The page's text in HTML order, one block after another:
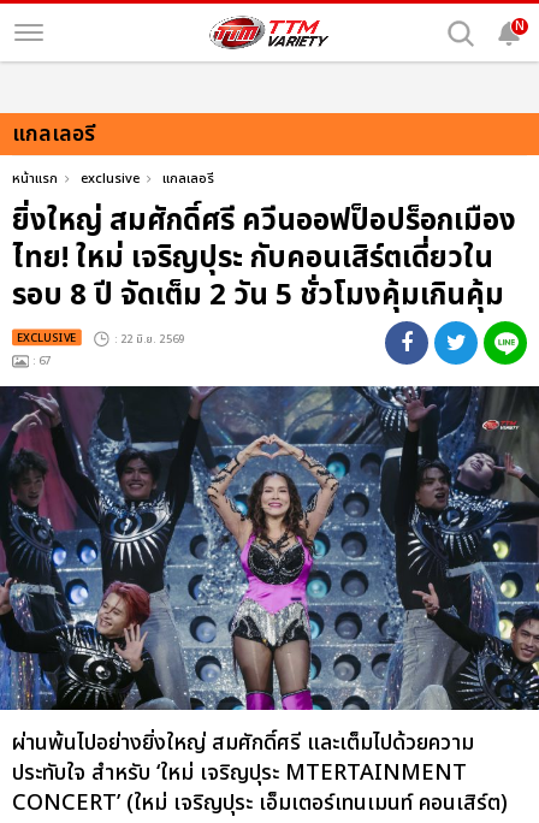
N
แกลเลอรี
หน้าแรก exclusive แกลเลอรี
ยิ่งใหญ่ สมศักดิ์ศรี ควีนออฟป็อปร็อกเมือง
ไทย! ใหม่ เจริญปุระ กับคอนเสิร์ตเดี่ยวใน
รอบ 8 ปี จัดเต็ม 2 วัน 5 ชั่วโมงคุ้มเกินคุ้ม
EXCLUSIVE : 22 มิ.ย. 2569
: 67
ผ่านพ้นไปอย่างยิ่งใหญ่ สมศักดิ์ศรี และเต็มไปด้วยความ
ประทับใจ สำหรับ ‘ใหม่ เจริญปุระ MTERTAINMENT
CONCERT’ (ใหม่ เจริญปุระ เอ็มเตอร์เทนเมนท์ คอนเสิร์ต)